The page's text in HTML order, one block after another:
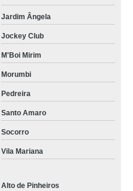
Jardim Ângela
Jockey Club
M'Boi Mirim
Morumbi
Pedreira
Santo Amaro
Socorro
Vila Mariana
Alto de Pinheiros